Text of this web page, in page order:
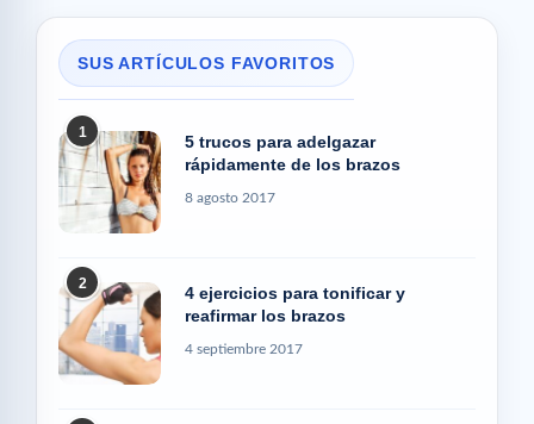
SUS ARTÍCULOS FAVORITOS
1
5 trucos para adelgazar
rápidamente de los brazos
8 agosto 2017
2
4 ejercicios para tonificar y
reafirmar los brazos
4 septiembre 2017